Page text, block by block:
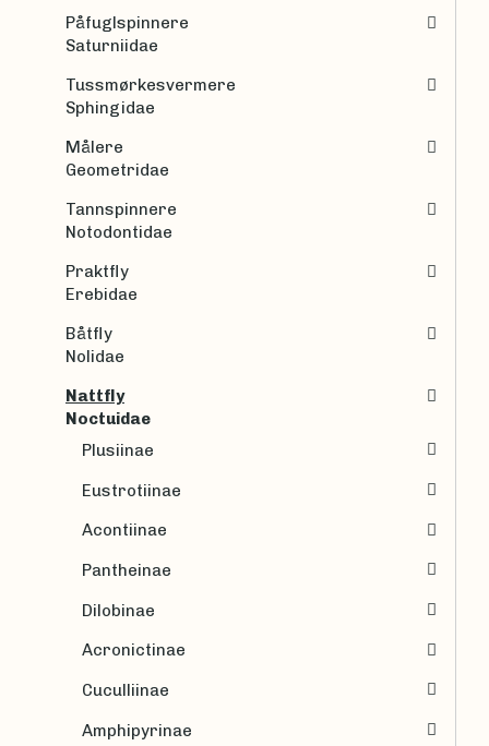
Påfuglspinnere
Saturniidae
Tussmørkesvermere
Sphingidae
Målere
Geometridae
Tannspinnere
Notodontidae
Praktfly
Erebidae
Båtfly
Nolidae
Nattfly
Noctuidae
Plusiinae
Eustrotiinae
Acontiinae
Pantheinae
Dilobinae
Acronictinae
Cuculliinae
Amphipyrinae